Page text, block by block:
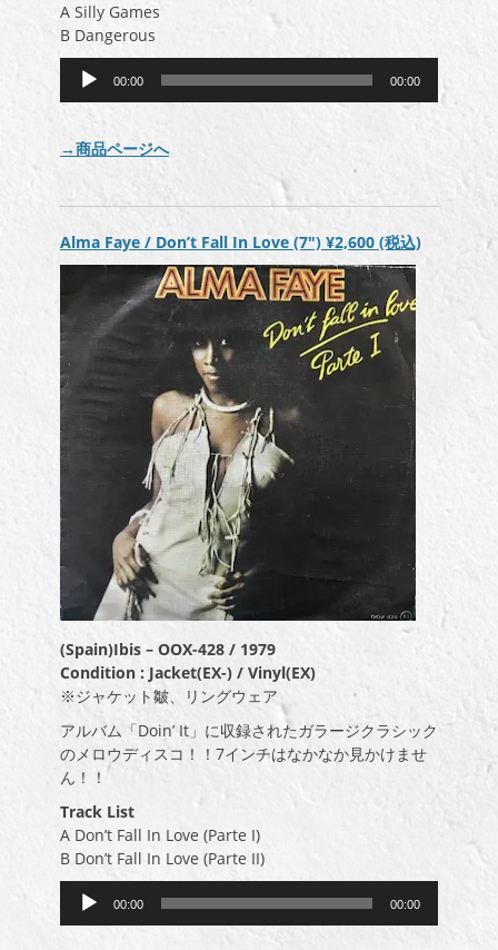
A Silly Games
B Dangerous
ー
ー
00:00 00:00
→商品ページへ
Alma Faye / Don’t Fall In Love (7″) ¥2,600 (税込)
(Spain)Ibis – OOX-428 / 1979
Condition : Jacket(EX-) / Vinyl(EX)
※ジャケット皺、リングウェア
アルバム「Doin’ It」に収録されたガラージクラシック
のメロウディスコ！！7インチはなかなか見かけませ
ん！！
Track List
A Don’t Fall In Love (Parte I)
B Don’t Fall In Love (Parte II)
00:00 00:00